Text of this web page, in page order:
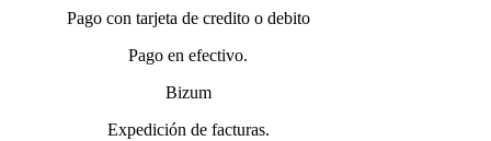
Pago con tarjeta de credito o debito
Pago en efectivo.
Bizum
Expedición de facturas.